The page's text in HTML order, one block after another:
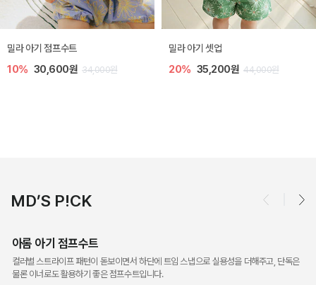
토닉 아기 민소매 티셔츠
20% 11,200원 14,000원
베티 니트 아기 민소매 티셔츠
10% 24,300원 27,000원
MD’S P!CK
아롬 아기 점프수트
컬러별 스트라이프 패턴이 돋보이면서 하단에 트임 스냅으로 실용성을 더해주고, 단독은
물론 이너로도 활용하기 좋은 점프수트입니다.